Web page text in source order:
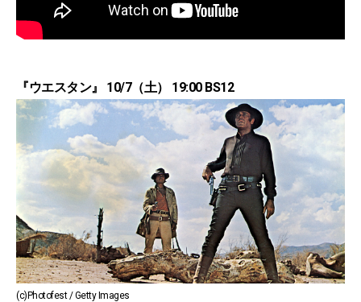
『ウエスタン』 10/7（土） 19:00 BS12
(c)Photofest / Getty Images